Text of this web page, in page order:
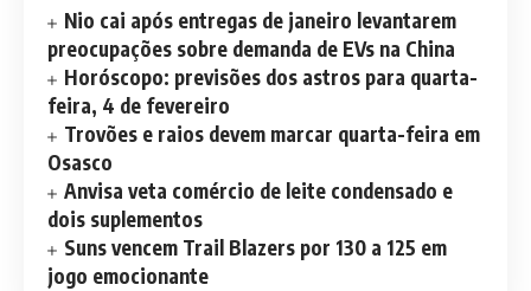
Nio cai após entregas de janeiro levantarem
preocupações sobre demanda de EVs na China
Horóscopo: previsões dos astros para quarta-
feira, 4 de fevereiro
Trovões e raios devem marcar quarta-feira em
Osasco
Anvisa veta comércio de leite condensado e
dois suplementos
Suns vencem Trail Blazers por 130 a 125 em
jogo emocionante